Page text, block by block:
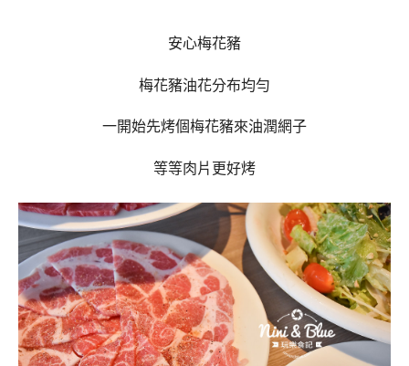
安心梅花豬
梅花豬油花分布均勻
一開始先烤個梅花豬來油潤網子
等等肉片更好烤